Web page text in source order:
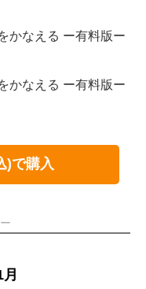
かなえる ー有料版ー
かなえる ー有料版ー
)で購入